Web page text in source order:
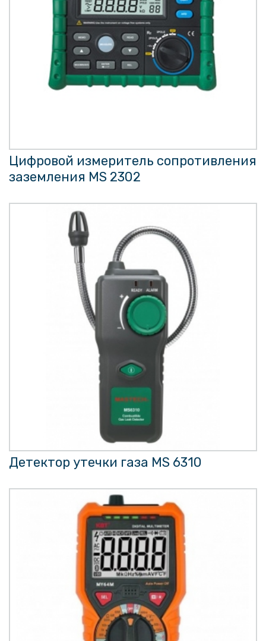
Цифровой измеритель сопротивления
заземления MS 2302
Детектор утечки газа MS 6310